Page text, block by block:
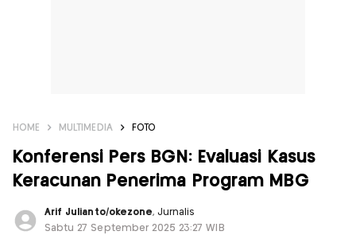
HOME MULTIMEDIA FOTO
Konferensi Pers BGN: Evaluasi Kasus
Keracunan Penerima Program MBG
Arif Julianto/okezone, Jurnalis
Sabtu 27 September 2025 23:27 WIB